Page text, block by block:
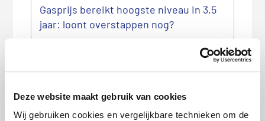
Deze website maakt gebruik van cookies
Wij gebruiken cookies en vergelijkbare technieken om de
Gasprijs bereikt hoogste niveau in 3,5
jaar: loont overstappen nog?